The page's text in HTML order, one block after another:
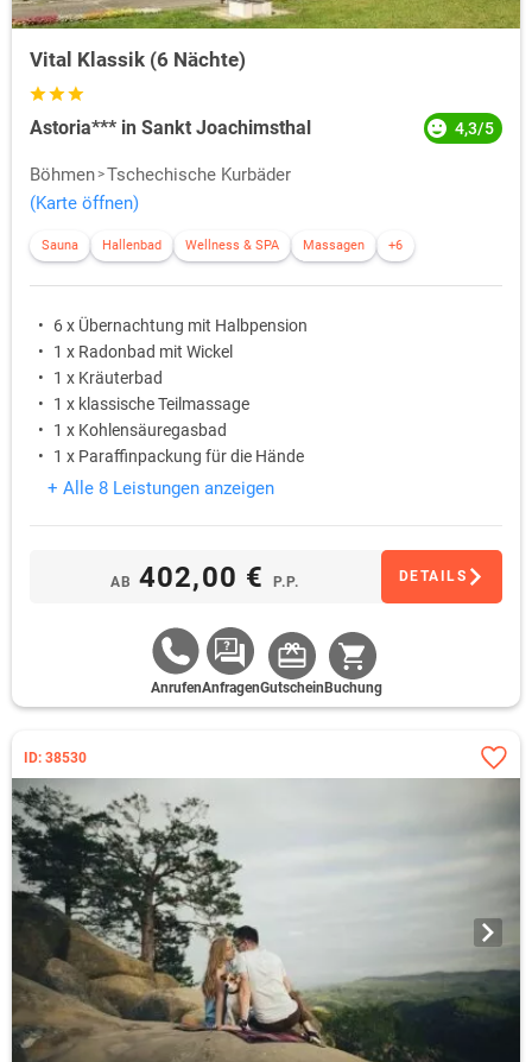
Vital Klassik (6 Nächte)
Astoria*** in Sankt Joachimsthal 4,3/5
Böhmen Tschechische Kurbäder
(Karte öffnen)
Sauna Hallenbad Wellness & SPA Massagen +6
6 x Übernachtung mit Halbpension
1 x Radonbad mit Wickel
1 x Kräuterbad
1 x klassische Teilmassage
1 x Kohlensäuregasbad
1 x Paraffinpackung für die Hände
+ Alle 8 Leistungen anzeigen
AB 402,00 € P.P. DETAILS
AnrufenAnfragenGutschein Buchung
ID: 38530